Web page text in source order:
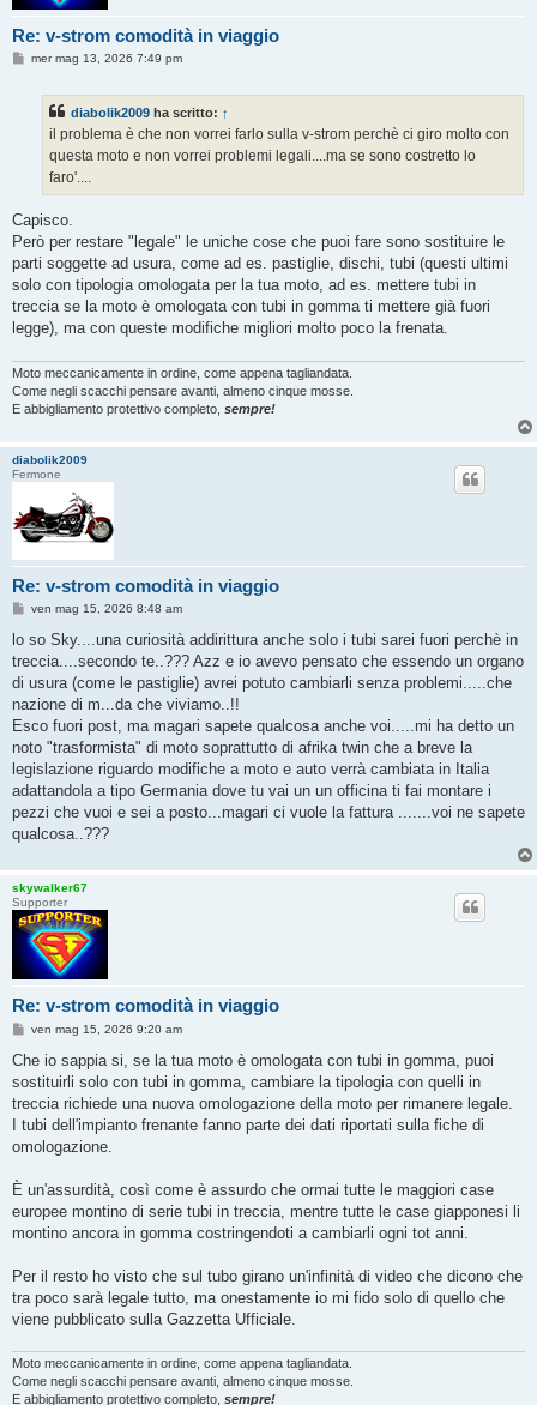
Re: v-strom comodità in viaggio
Mmer mag 13, 2026 7:49 pm
diabolik2009 ha scritto: ↑
il problema è che non vorrei farlo sulla v-strom perchè ci giro molto con
questa moto e non vorrei problemi legali....ma se sono costretto lo
faro'....
Capisco.
Però per restare "legale" le uniche cose che puoi fare sono sostituire le
parti soggette ad usura, come ad es. pastiglie, dischi, tubi (questi ultimi
solo con tipologia omologata per la tua moto, ad es. mettere tubi in
treccia se la moto è omologata con tubi in gomma ti mettere già fuori
legge), ma con queste modifiche migliori molto poco la frenata.
Moto meccanicamente in ordine, come appena tagliandata.
Come negli scacchi pensare avanti, almeno cinque mosse.
E abbigliamento protettivo completo, sempre!
diabolik2009
Fermone
Re: v-strom comodità in viaggio
M
s
a
g
i
o
ven mag 15, 2026 8:48 am
lo so Sky....una curiosità addirittura anche solo i tubi sarei fuori perchè in
treccia....secondo te..??? Azz e io avevo pensato che essendo un organo
di usura (come le pastiglie) avrei potuto cambiarli senza problemi.....che
nazione di m...da che viviamo..!!
Esco fuori post, ma magari sapete qualcosa anche voi.....mi ha detto un
noto "trasformista" di moto soprattutto di afrika twin che a breve la
legislazione riguardo modifiche a moto e auto verrà cambiata in Italia
adattandola a tipo Germania dove tu vai un un officina ti fai montare i
pezzi che vuoi e sei a posto...magari ci vuole la fattura .......voi ne sapete
qualcosa..???
skywalker67
Supporter
Re: v-strom comodità in viaggio
M
s
a
g
i
o
ven mag 15, 2026 9:20 am
Che io sappia si, se la tua moto è omologata con tubi in gomma, puoi
sostituirli solo con tubi in gomma, cambiare la tipologia con quelli in
treccia richiede una nuova omologazione della moto per rimanere legale.
I tubi dell'impianto frenante fanno parte dei dati riportati sulla fiche di
omologazione.
È un'assurdità, così come è assurdo che ormai tutte le maggiori case
europee montino di serie tubi in treccia, mentre tutte le case giapponesi li
montino ancora in gomma costringendoti a cambiarli ogni tot anni.
Per il resto ho visto che sul tubo girano un'infinità di video che dicono che
tra poco sarà legale tutto, ma onestamente io mi fido solo di quello che
viene pubblicato sulla Gazzetta Ufficiale.
Moto meccanicamente in ordine, come appena tagliandata.
Come negli scacchi pensare avanti, almeno cinque mosse.
E abbigliamento protettivo completo, sempre!